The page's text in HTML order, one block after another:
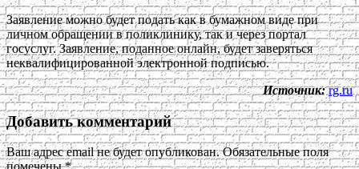
Заявление можно будет подать как в бумажном виде при
личном обращении в поликлинику, так и через портал
госуслуг. Заявление, поданное онлайн, будет заверяться
неквалифицированной электронной подписью.
Источник: rg.ru
Добавить комментарий
Ваш адрес email не будет опубликован. Обязательные поля